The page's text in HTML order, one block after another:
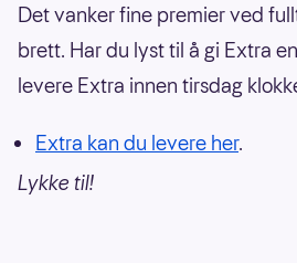
Det vanker fine premier ved
brett. Har du lyst til å gi Extra
levere Extra innen tirsdag
Extra kan du levere her.
Lykke til!